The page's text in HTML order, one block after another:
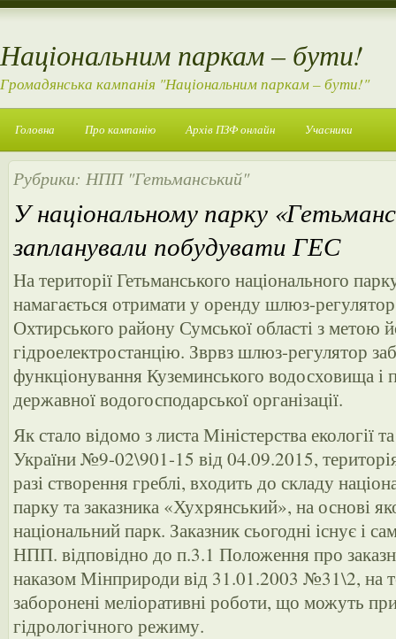
Національним паркам – бути!
Громадянська кампанія "Національним паркам – бути!"
Головна Про кампанію Архів ПЗФ онлайн Учасники
Рубрики: НПП "Гетьманський"
У національному парку
запланували побудувати ГЕС
На території Гетьманського національного
намагається отримати у оренду шлюз-
Охтирського району Сумської області з метою
гідроелектростанцію. Зврвз шлюз-регулятор
функціонування Куземинського водосховища і
державної водогосподарської організації.
Як стало відомо з листа Міністерства екології
України №9-02\901-15 від 04.09.2015,
разі створення греблі, входить до складу
парку та заказника «Хухрянський», на основі
національний парк. Заказник сьогодні існує і
НПП. відповідно до п.3.1 Положення про
наказом Мінприроди від 31.01.2003 №31\2, на
заборонені меліоративні роботи, що можуть
гідрологічного режиму.